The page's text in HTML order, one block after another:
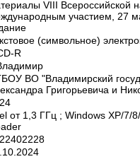
VIII Всероссийской
участием, 27
(символьное)
R
ВО "Владимирский
Григорьевича и
от 1,3 ГГц ; Windows XP/7/